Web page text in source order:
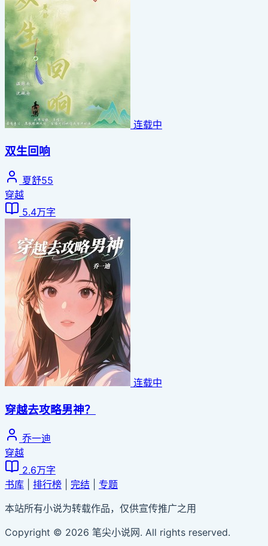
连载中
双生回响
夏舒55
穿越
5.4万字
连载中
穿越去攻略男神？
乔一迪
穿越
2.6万字
书库
排行榜 完结
专题
本站所有小说为转载作品，仅供宣传推广之用
Copyright © 2026 笔尖小说网. All rights reserved.